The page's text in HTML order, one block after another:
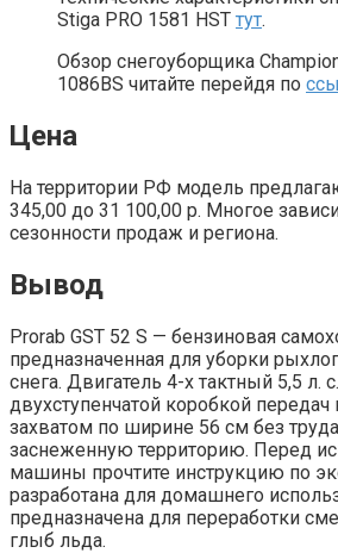
Stiga PRO 1581 HST тут.
Обзор снегоуборщика
1086BS читайте перейдя по
Цена
На территории РФ модель
345,00 до 31 100,00 р. Многое
сезонности продаж и региона.
Вывод
Prorab GST 52 S — бензиновая
предназначенная для уборки
снега. Двигатель 4-х тактный 5,5 л.
двухступенчатой коробкой передач
захватом по ширине 56 см без
заснеженную территорию. Перед
машины прочтите инструкцию по
разработана для домашнего
предназначена для переработки
глыб льда.